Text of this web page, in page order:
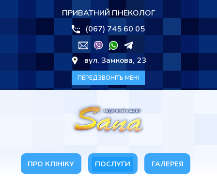
ПРИВАТНИЙ ГІНЕКОЛОГ
(067) 745 60 05
вул. Замкова, 23
ПЕРЕДЗВОНІТЬ МЕНІ
ПРО КЛІНІКУ ПОСЛУГИ ГАЛЕРЕЯ